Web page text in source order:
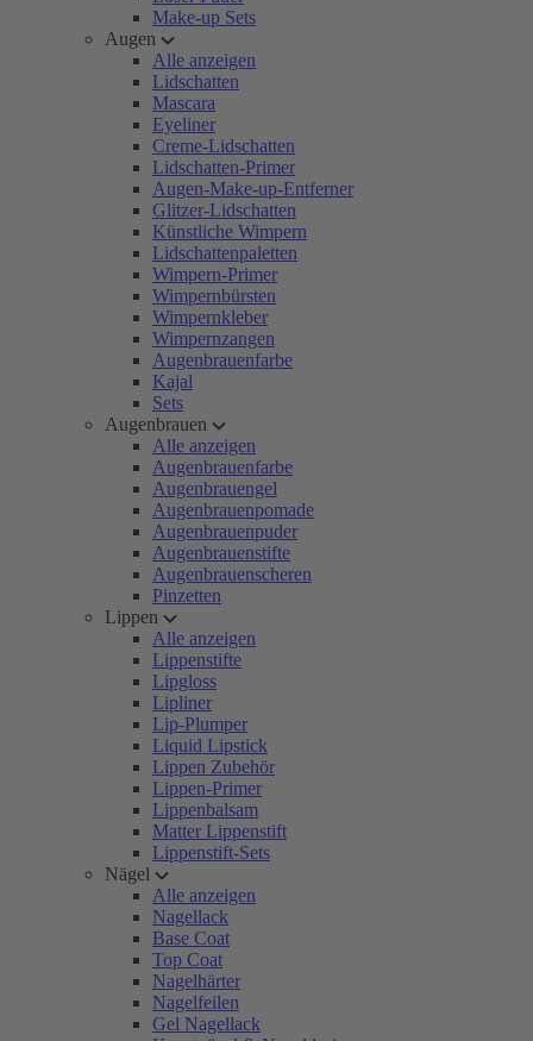
Make-up Sets
Augen
Alle anzeigen
Lidschatten
Mascara
Eyeliner
Creme-Lidschatten
Lidschatten-Primer
Augen-Make-up-Entferner
Glitzer-Lidschatten
Künstliche Wimpern
Lidschattenpaletten
Wimpern-Primer
Wimpernbürsten
Wimpernkleber
Wimpernzangen
Augenbrauenfarbe
Kajal
Sets
Augenbrauen
Alle anzeigen
Augenbrauenfarbe
Augenbrauengel
Augenbrauenpomade
Augenbrauenpuder
Augenbrauenstifte
Augenbrauenscheren
Pinzetten
Lippen
Alle anzeigen
Lippenstifte
Lipgloss
Lipliner
Lip-Plumper
Liquid Lipstick
Lippen Zubehör
Lippen-Primer
Lippenbalsam
Matter Lippenstift
Lippenstift-Sets
Nägel
Alle anzeigen
Nagellack
Base Coat
Top Coat
Nagelhärter
Nagelfeilen
Gel Nagellack